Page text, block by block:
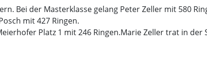
Bei der Masterklasse gelang Peter Zeller mit 580
mit 427 Ringen.
Platz 1 mit 246 Ringen.Marie Zeller trat in der